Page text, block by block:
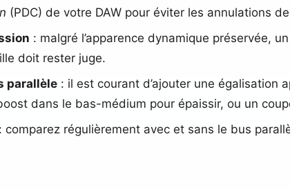
(PDC) de votre DAW pour éviter les annulations
: malgré l’apparence dynamique préservée,
doit rester juge.
parallèle: il est courant d’ajouter une égalisation
dans le bas-médium pour épaissir, ou un
régulièrement avec et sans le bus